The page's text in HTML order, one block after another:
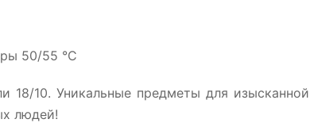
50/55 °C
18/10. Уникальные предметы для изысканной
людей!